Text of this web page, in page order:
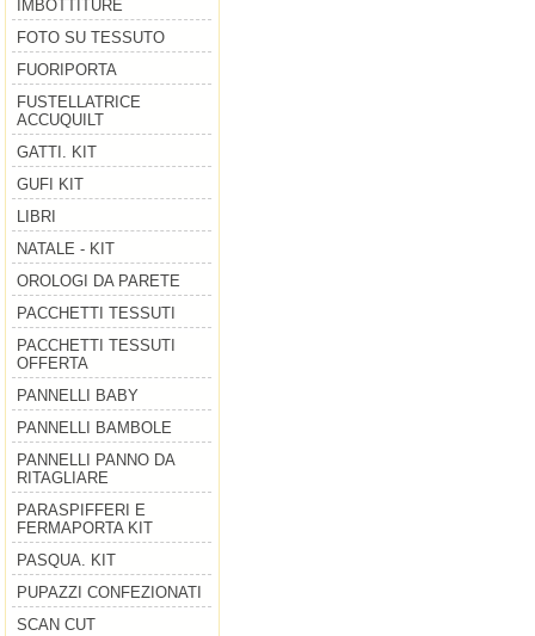
IMBOTTITURE
FOTO SU TESSUTO
FUORIPORTA
FUSTELLATRICE
ACCUQUILT
GATTI. KIT
GUFI KIT
LIBRI
NATALE - KIT
OROLOGI DA PARETE
PACCHETTI TESSUTI
PACCHETTI TESSUTI
OFFERTA
PANNELLI BABY
PANNELLI BAMBOLE
PANNELLI PANNO DA
RITAGLIARE
PARASPIFFERI E
FERMAPORTA KIT
PASQUA. KIT
PUPAZZI CONFEZIONATI
SCAN CUT